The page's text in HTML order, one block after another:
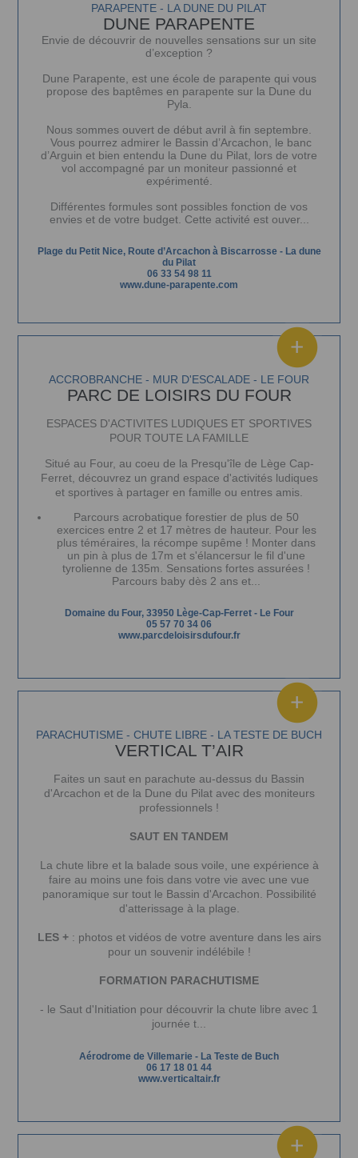
PARAPENTE - LA DUNE DU PILAT
DUNE PARAPENTE
Envie de découvrir de nouvelles sensations sur un site
d’exception ?
Dune Parapente, est une école de parapente qui vous
propose des baptêmes en parapente sur la Dune du
Pyla
Nous sommes ouvert de début avril à fin septembre.
Vous pourrez admirer le Bassin d’Arcachon , le banc
d’Arguin et bien entendu la Dune du Pilat , lors de votre
vol accompagné par un moniteur passionné et
expérimenté.
Différentes formules sont possibles fonction de vos
envies et de votre budget. Cette activité est ouver...
Plage du Petit Nice, Route d’Arcachon à Biscarrosse - La dune
du Pilat
06 33 54 98 11
www.dune-parapente.com
ACCROBRANCHE - MUR D'ESCALADE - LE FOUR
PARC DE LOISIRS DU FOUR
ESPACES D'ACTIVITES LUDIQUES ET SPORTIVES
POUR TOUTE LA FAMILLE
Situé au Four, au coeu de la Presqu'île de Lège Cap-
Ferret, découvrez un grand espace d'activités ludiques
et sportives à partager en famille ou entres amis.
Parcours acrobatique forestier de plus de 50
exercices entre 2 et 17 mètres de hauteur. Pour les
plus téméraires, la récompe supême ! Monter dans
un pin à plus de 17m et s'élancersur le fil d'une
tyrolienne de 135m. Sensations fortes assurées !
Parcours baby dès 2 ans et...
Domaine du Four, 33950 Lège-Cap-Ferret- Le Four
05 57 70 34 06
www.parcdeloisirsdufour.fr
PARACHUTISME - CHUTE LIBRE - LA TESTE DE BUCH
VERTICAL T’AIR
Faites un saut en parachute au-dessus du Bassin
d'Arcachon et de la Dune du Pilat avec des moniteurs
professionnels !
SAUT EN TANDEM
La chute libre et la balade sous voile, une expérience à
faire au moins une fois dans votre vie avec une vue
panoramique sur tout le Bassin d'Arcachon. Possibilité
d'atterissage à la plage.
LES +: photos et vidéos de votre aventure dans les airs
pour un souvenir indélébile !
FORMATION PARACHUTISME
- le Saut d'Initiation pour découvrir la chute libre avec 1
journée t...
Aérodrome de Villemarie - La Teste de Buch
06 17 18 01 44
www.verticaltair.fr